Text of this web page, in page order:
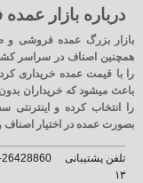
درباره بازار
بازار بزرگ عمده فروشی و
همچنین اصناف در سراسر کشور
را با قیمت عمده خریداری
باعث میشود که خریداران
را انتخاب کرده و
بصورت عمده در اختیار اصناف
تلفن پشتیبانی 26428860-021
۱۳